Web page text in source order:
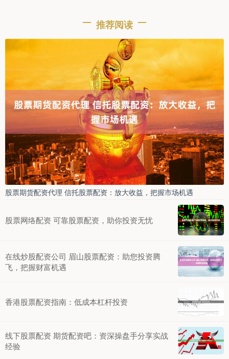
推荐阅读
股票期货配资代理 信托股票配资：放大收益，把握市场机遇
股票网络配资 可靠股票配资，助你投资无忧
在线炒股配资公司 眉山股票配资：助您投资腾
飞，把握财富机遇
香港股票配资指南：低成本杠杆投资
线下股票配资 期货配资吧：资深操盘手分享实战
经验